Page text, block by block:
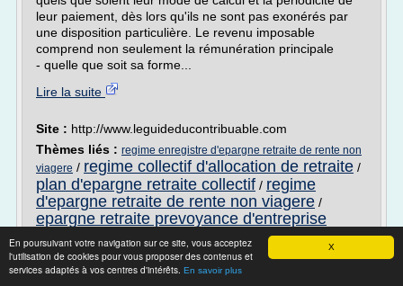
X
En poursuivant votre navigation sur ce site, vous acceptez
l'utilisation de cookies pour vous proposer des contenus et
services adaptés à vos centres d'intérêts. En savoir plus
leur paiement, dès lors qu'ils ne sont pas exonérés par
une disposition particulière. Le revenu imposable
comprend non seulement la rémunération principale
- quelle que soit sa forme...
Lire la suite
Site : http://www.leguideducontribuable.com
Thèmes liés : regime enregistre d'epargne retraite de rente non
viagere / regime collectif d'allocation de retraite /
plan d'epargne retraite collectif / regime
d'epargne retraite de rente non viagere /
epargne retraite prevoyance d'entreprise
EPARGNE RETRAITE 2 PLUS - PDF -
docplayer.fr